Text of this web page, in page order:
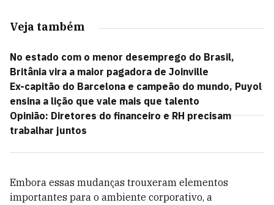
Veja também
No estado com o menor desemprego do Brasil,
Britânia vira a maior pagadora de Joinville
Ex-capitão do Barcelona e campeão do mundo, Puyol
ensina a lição que vale mais que talento
Opinião: Diretores do financeiro e RH precisam
trabalhar juntos
Embora essas mudanças trouxeram elementos
importantes para o ambiente corporativo, a